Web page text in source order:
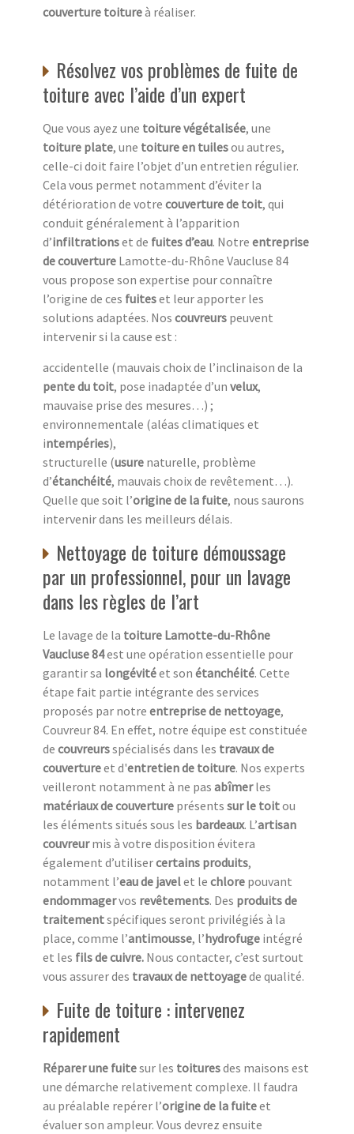
couverture toitureà réaliser.
Résolvez vos problèmes de fuite de
toiture avec l’aide d’un expert
Que vous ayez une toiture végétalisée, une
toiture plate, une toiture en tuilesou autres,
celle-ci doit faire l’objet d’un entretien régulier.
Cela vous permet notamment d’éviter la
détérioration de votre couverture de toit, qui
conduit généralement à l’apparition
d’infiltrationset de fuites d’eau. Notre entreprise
de couverture Lamotte-du-Rhône Vaucluse 84
vous propose son expertise pour connaître
l’origine de ces fuiteset leur apporter les
solutions adaptées. Nos couvreurs peuvent
intervenir si la cause est :
accidentelle (mauvais choix de l’inclinaison de la
pente du toit, pose inadaptée d’un velux,
mauvaise prise des mesures…) ;
environnementale (aléas climatiques et
intempéries),
structurelle (usure naturelle, problème
d’étanchéité, mauvais choix de revêtement…).
Quelle que soit l’origine de la fuite, nous saurons
intervenir dans les meilleurs délais.
Nettoyage de toiture démoussage
par un professionnel, pour un lavage
dans les règles de l’art
Le lavage de la toiture Lamotte-du-Rhône
Vaucluse 84est une opération essentielle pour
garantir sa longévitéet son étanchéité. Cette
étape fait partie intégrante des services
proposés par notre entreprise de nettoyage,
Couvreur 84. En effet, notre équipe est constituée
de couvreursspécialisés dans les travaux de
couvertureet d'entretien de toiture. Nos experts
veilleront notamment à ne pas abîmerles
matériaux de couverture présents sur le toitou
les éléments situés sous les bardeaux. L’artisan
couvreurmis à votre disposition évitera
également d’utilisercertains produits,
notamment l’eau de javelet le chlore pouvant
endommagervos revêtements. Des produits de
traitementspécifiques seront privilégiés à la
place, comme l’antimousse, l’hydrofuge intégré
et les fils de cuivre. Nous contacter, c’est surtout
vous assurer des travaux de nettoyagede qualité.
Fuite de toiture : intervenez
rapidement
Réparer une fuitesur les toituresdes maisons est
une démarche relativement complexe. Il faudra
au préalable repérer l’origine de la fuiteet
évaluer son ampleur. Vous devrez ensuite